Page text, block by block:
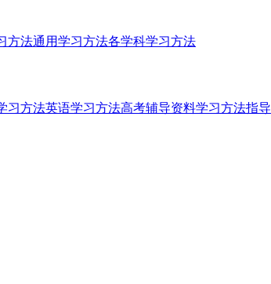
方法通用学习方法各学科学习方法
习方法英语学习方法高考辅导资料学习方法指导